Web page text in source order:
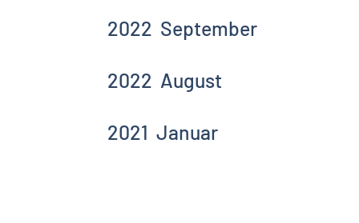
2022 September
2022 August
2021 Januar